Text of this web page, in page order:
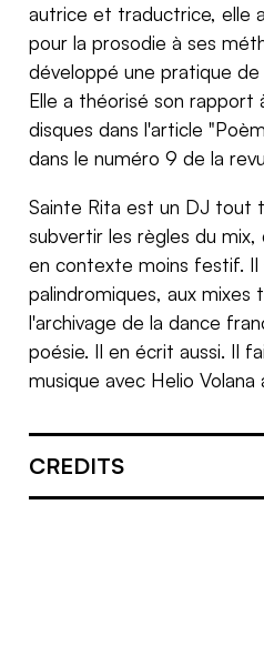
autrice et traductrice, elle
pour la prosodie à ses
développé une pratique
Elle a théorisé son rapport
disques dans l'article
dans le numéro 9 de la
Sainte Rita est un DJ tout
subvertir les règles du
en contexte moins festif. Il
palindromiques, aux mixes
l'archivage de la dance
poésie. Il en écrit aussi. Il
musique avec Helio
CREDITS